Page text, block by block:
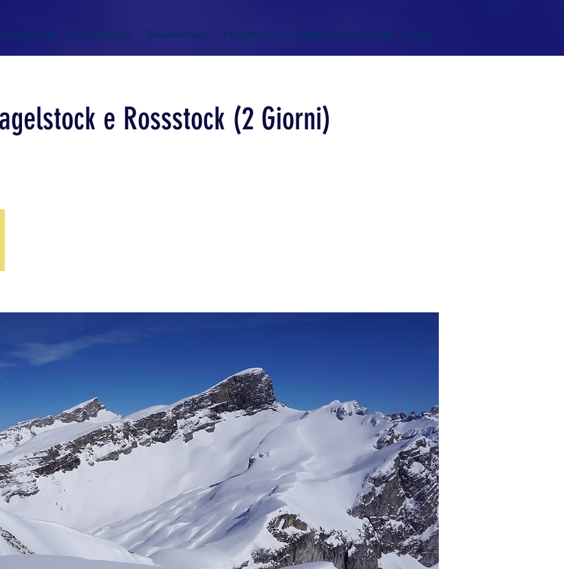
La Sezione Commissioni Tesseramenti Programma Palestra Arrampicata Altro
e Rossstock (2 Giorni)